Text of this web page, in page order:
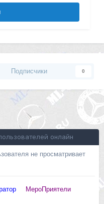
Подписчики 0
онлайн
не просматривает
МероПриятели